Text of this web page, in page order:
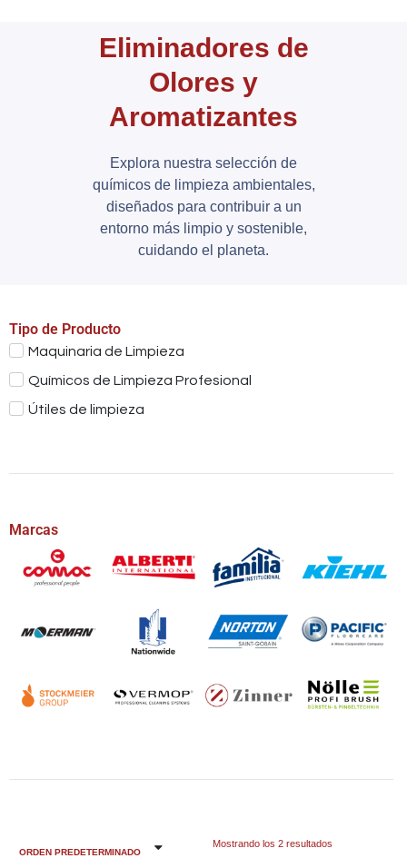
Eliminadores de
Olores y
Aromatizantes
Explora nuestra selección de
químicos de limpieza ambientales,
diseñados para contribuir a un
entorno más limpio y sostenible,
cuidando el planeta.
Tipo de Producto
Maquinaria de Limpieza
Químicos de Limpieza Profesional
Útiles de limpieza
Marcas
Mostrando los 2 resultados